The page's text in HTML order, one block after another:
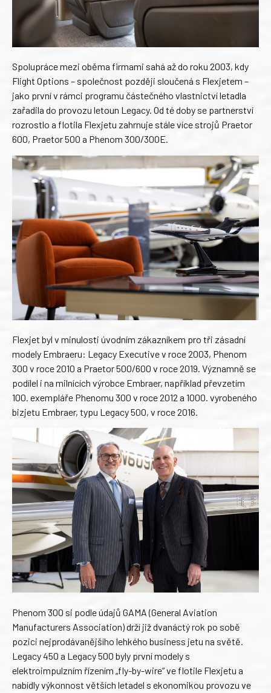
Spolupráce mezi oběma firmami sahá až do roku 2003, kdy
Flight Options – společnost později sloučená s Flexjetem –
jako první v rámci programu částečného vlastnictví letadla
zařadila do provozu letoun Legacy. Od té doby se partnerství
rozrostlo a flotila Flexjetu zahrnuje stále více strojů Praetor
600, Praetor 500 a Phenom 300/300E.
Flexjet byl v minulosti úvodním zákazníkem pro tři zásadní
modely Embraeru: Legacy Executive v roce 2003, Phenom
300 v roce 2010 a Praetor 500/600 v roce 2019. Významně se
podílel i na milnících výrobce Embraer, například převzetím
100. exempláře Phenomu 300 v roce 2012 a 1000. vyrobeného
bizjetu Embraer, typu Legacy 500, v roce 2016.
Phenom 300 si podle údajů GAMA (General Aviation
Manufacturers Association) drží již dvanáctý rok po sobě
pozici nejprodávanějšího lehkého business jetu na světě.
Legacy 450 a Legacy 500 byly první modely s
elektroimpulzním řízením „fly-by-wire“ ve flotile Flexjetu a
nabídly výkonnost větších letadel s ekonomikou provozu ve